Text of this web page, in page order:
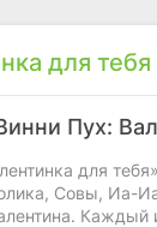
для тебя
Пух:
для
Совы, Иа-